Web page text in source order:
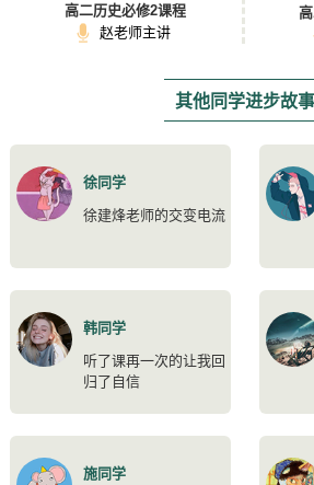
高二历史必修2课程
赵老师主讲
其他同学进步故事
徐同学
徐建烽老师的交变电流
韩同学
听了课再一次的让我回
归了自信
施同学